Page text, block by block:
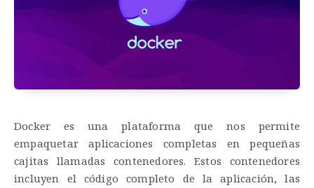
Docker es una plataforma que nos permite
empaquetar aplicaciones completas en pequeñas
cajitas llamadas contenedores.Estos contenedores
incluyen el código completo de la aplicación, las